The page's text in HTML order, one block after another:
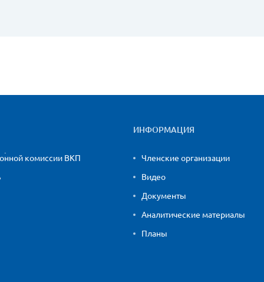
комиссии ВКП
ИНФОРМАЦИЯ
Членские организации
Видео
Документы
Аналитические материалы
Планы